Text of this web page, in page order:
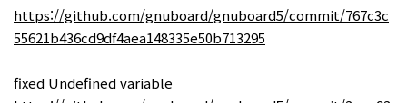
https://github.com/gnuboard/gnuboard5/commit/767c3c
55621b436cd9df4aea148335e50b713295
fixed Undefined variable